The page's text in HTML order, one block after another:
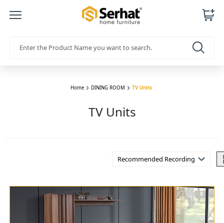
Home DINING ROOM TV Units
TV Units
Recommended Recording